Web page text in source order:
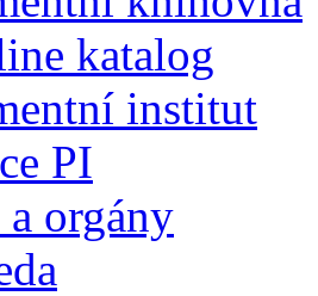
katalog
institut
PI
orgány